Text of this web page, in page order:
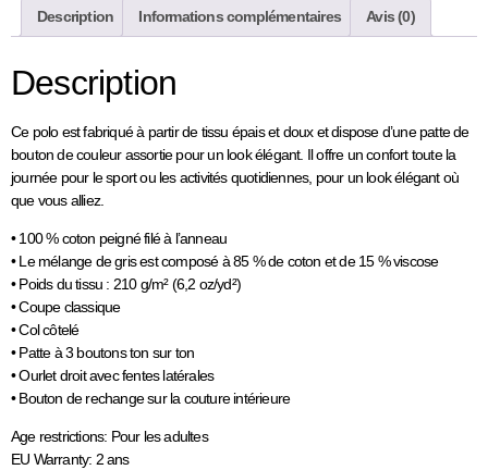
Description Informations complémentaires Avis (0)
Description
Ce polo est fabriqué à partir de tissu épais et doux et dispose d’une patte de
bouton de couleur assortie pour un look élégant. Il offre un confort toute la
journée pour le sport ou les activités quotidiennes, pour un look élégant où
que vous alliez.
• 100 % coton peigné filé à l’anneau
• Le mélange de gris est composé à 85 % de coton et de 15 % viscose
• Poids du tissu : 210 g/m² (6,2 oz/yd²)
• Coupe classique
• Col côtelé
• Patte à 3 boutons ton sur ton
• Ourlet droit avec fentes latérales
• Bouton de rechange sur la couture intérieure
Age restrictions: Pour les adultes
EU Warranty: 2 ans